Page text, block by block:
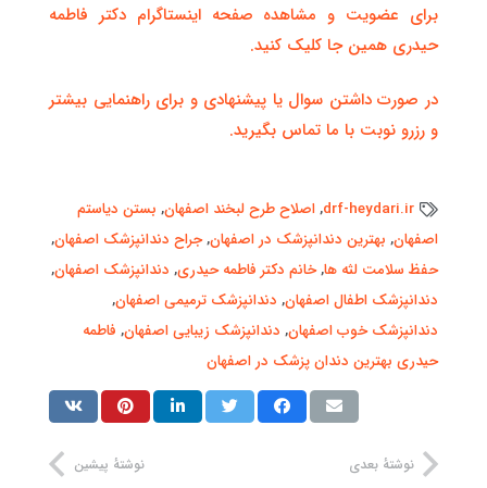
برای عضویت و مشاهده صفحه اینستاگرام دکتر فاطمه
حیدری همین جا کلیک کنید.
در صورت داشتن سوال یا پیشنهادی و برای راهنمایی بیشتر
و رزرو نوبت با ما تماس بگیرید.
drf-heydari.ir
,اصلاح طرح لبخند اصفهان, بستن دیاستم
اصفهان, بهترین دندانپزشک در اصفهان,جراح دندانپزشک اصفهان,
حفظ سلامت لثه ها,خانم دکتر فاطمه حیدری, دندانپزشک اصفهان,
دندانپزشک اطفال اصفهان, دندانپزشک ترمیمی اصفهان,
دندانپزشک خوب اصفهان, دندانپزشک زیبایی اصفهان, فاطمه
حیدری بهترین دندان پزشک در اصفهان
نوشتهٔ پیشین نوشتهٔ بعدی